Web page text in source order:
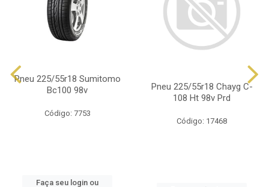
Pneu 225/55r18 Sumitomo
Bc100 98v
Código: 7753
Faça seu login ou
Pneu 225/55r18 Chayg C-
108 Ht 98v Prd
Código: 17468